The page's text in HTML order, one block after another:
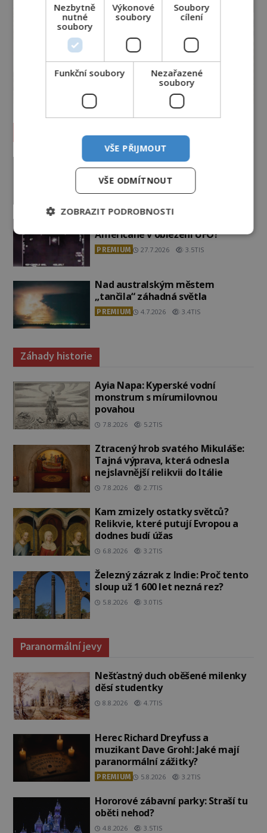
Co zachycují tajemné snímky
Marsu? Je na něm přeci jen voda?
Američané v obležení UFO?
PREMIUM 27.7.2026 3.5TIS
Nad australským městem
„tančila“ záhadná světla
PREMIUM 4.7.2026 3.4TIS
Záhady historie
Ayia Napa: Kyperské vodní
monstrum s mírumilovnou
povahou
7.8.2026 5.2TIS
Ztracený hrob svatého Mikuláše:
Tajná výprava, která odnesla
nejslavnější relikvii do Itálie
7.8.2026 2.7TIS
Kam zmizely ostatky světců?
Relikvie, které putují Evropou a
dodnes budí úžas
6.8.2026 3.2TIS
Železný zázrak z Indie: Proč tento
sloup už 1 600 let nezná rez?
5.8.2026 3.0TIS
Paranormální jevy
Nešťastný duch oběšené milenky
děsí studentky
8.8.2026 4.7TIS
Herec Richard Dreyfuss a
muzikant Dave Grohl: Jaké mají
paranormální zážitky?
PREMIUM 5.8.2026 3.2TIS
Hororové zábavní parky: Straší tu
oběti nehod?
4.8.2026 3.5TIS
Nezbytně
nutné
soubory
Výkonové
soubory
Soubory
cílení
Funkční soubory
Nezařazené
soubory
VŠE PŘIJMOUT
VŠE ODMÍTNOUT
ZOBRAZIT PODROBNOSTI